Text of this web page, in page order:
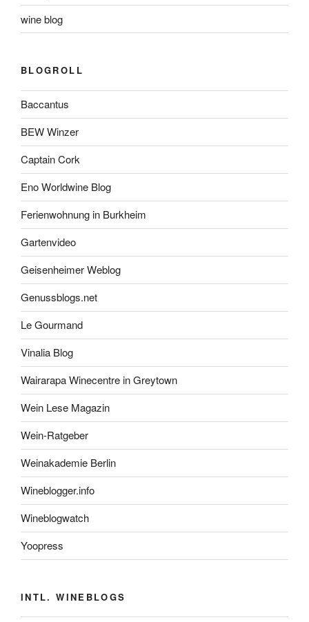
wine blog
BLOGROLL
Baccantus
BEW Winzer
Captain Cork
Eno Worldwine Blog
Ferienwohnung in Burkheim
Gartenvideo
Geisenheimer Weblog
Genussblogs.net
Le Gourmand
Vinalia Blog
Wairarapa Winecentre in Greytown
Wein Lese Magazin
Wein-Ratgeber
Weinakademie Berlin
Wineblogger.info
Wineblogwatch
Yoopress
INTL. WINEBLOGS